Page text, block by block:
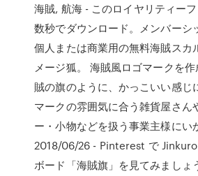
海賊, 航海 - このロイヤリティー
数秒でダウンロード。メンバーシ
個人または商業用の無料海賊スカ
メージ狐。 海賊風ロゴマークを
賊の旗のように、かっこいい感じ
マークの雰囲気に合う雑貨屋さん
ー・小物などを扱う事業主様にい
2018/06/26 - Pinterest で
ボード「海賊旗」を見てみましょ